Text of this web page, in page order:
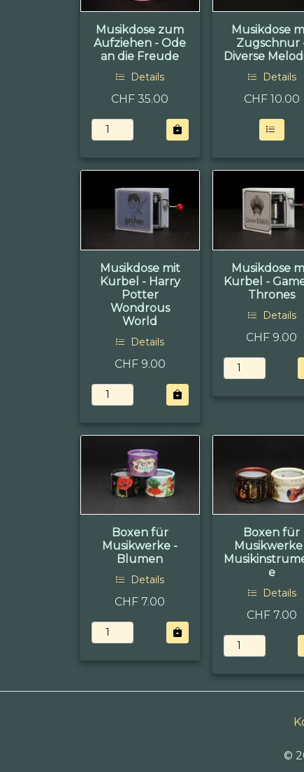
Musikdose zum
Aufziehen - Ode
an die Freude
Details
CHF 35.00
Musikdose
Zugschnur
Diverse
Details
CHF 10.00
Musikdose mit
Kurbel - Harry
Potter
Wondrous
World
Details
CHF 9.00
Musikdose
Kurbel -
Thrones
Details
CHF 9.00
Boxen für
Musikwerke -
Blumen
Details
CHF 7.00
Boxen für
e
Details
CHF 7.00
©